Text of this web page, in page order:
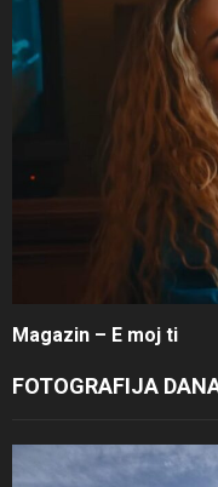
Magazin – E moj ti
FOTOGRAFIJA